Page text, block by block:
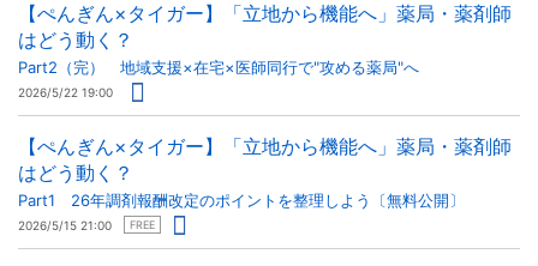
【ぺんぎん×タイガー】「立地から機能へ」薬局・薬剤師
はどう動く？
Part2（完） 地域支援×在宅×医師同行で"攻める薬局"へ
2026/5/22 19:00
【ぺんぎん×タイガー】「立地から機能へ」薬局・薬剤師
はどう動く？
Part1 26年調剤報酬改定のポイントを整理しよう〔無料公開〕
2026/5/15 21:00 FREE